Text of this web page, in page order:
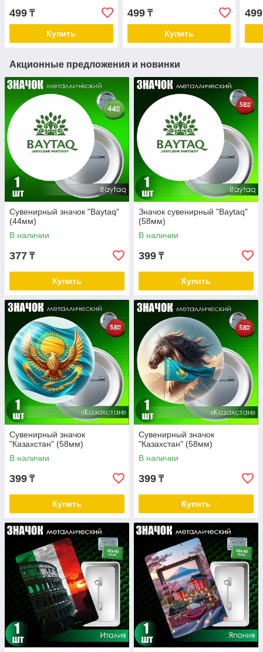
499 ₸
Купить
499₸
Купить
499
Акционные предложения и новинки
Сувенирный значок "Baytaq"
(44мм)
В наличии
377 ₸
Купить
Значок сувенирный "Baytaq"
(58мм)
В наличии
399 ₸
Купить
Сувенирный значок
"Казахстан" (58мм)
В наличии
399 ₸
Купить
Сувенирный значок
"Казахстан" (58мм)
В наличии
399 ₸
Купить